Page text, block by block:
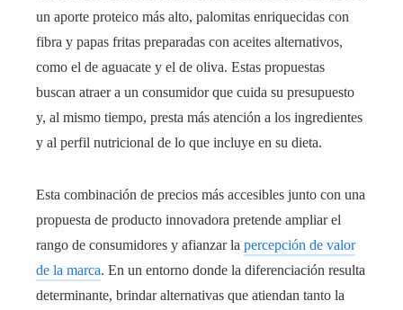
un aporte proteico más alto, palomitas enriquecidas con
fibra y papas fritas preparadas con aceites alternativos,
como el de aguacate y el de oliva. Estas propuestas
buscan atraer a un consumidor que cuida su presupuesto
y, al mismo tiempo, presta más atención a los ingredientes
y al perfil nutricional de lo que incluye en su dieta.
Esta combinación de precios más accesibles junto con una
propuesta de producto innovadora pretende ampliar el
rango de consumidores y afianzar la percepción de valor
de la marca. En un entorno donde la diferenciación resulta
determinante, brindar alternativas que atiendan tanto la